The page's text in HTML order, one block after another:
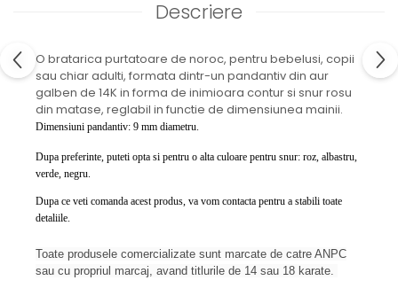
Descriere
O bratarica purtatoare de noroc, pentru bebelusi, copii
sau chiar adulti, formata dintr-un pandantiv din aur
galben de 14K in forma de inimioara contur si snur rosu
din matase, reglabil in functie de dimensiunea mainii.
Dimensiuni pandantiv: 9 mm diametru.
Dupa preferinte, puteti opta si pentru o alta culoare pentru snur: roz, albastru,
verde, negru.
Dupa ce veti comanda acest produs, va vom contacta pentru a stabili toate
detaliile.
Toate produsele comercializate sunt marcate de catre ANPC
sau cu propriul marcaj, avand titlurile de 14 sau 18 karate.